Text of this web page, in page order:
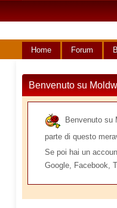
Home Forum
Benvenuto su
Benvenuto su
parte di questo
Se poi hai un
Google, Facebook,